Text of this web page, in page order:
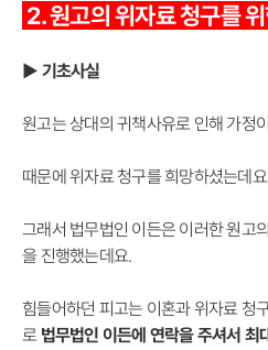
2. 원고의 위자료 청구를
▶ 기초사실
원고는 상대의 귀책사유로 인해 가정
때문에 위자료 청구를 희망하셨는데
그래서 법무법인 이든은 이러한 원고
을 진행했는데요.
힘들어하던 피고는 이혼과 위자료 청
로 법무법인 이든에 연락을 주셔서